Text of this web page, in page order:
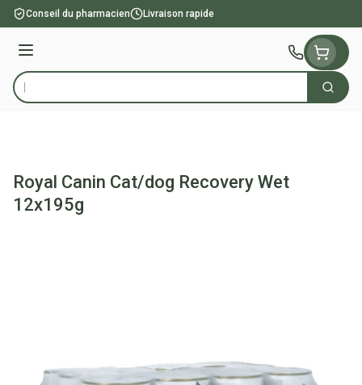
Aller au contenu
Conseil du pharmacien Livraison rapide
Menu
Rechercher
Royal Canin Cat/dog Recovery Wet
12x195g